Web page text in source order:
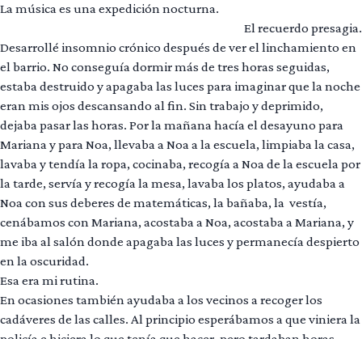
La música es una expedición nocturna.
El recuerdo presagia.
Desarrollé insomnio crónico después de ver el linchamiento en
el barrio. No conseguía dormir más de tres horas seguidas,
estaba destruido y apagaba las luces para imaginar que la noche
eran mis ojos descansando al fin. Sin trabajo y deprimido,
dejaba pasar las horas. Por la mañana hacía el desayuno para
Mariana y para Noa, llevaba a Noa a la escuela, limpiaba la casa,
lavaba y tendía la ropa, cocinaba, recogía a Noa de la escuela por
la tarde, servía y recogía la mesa, lavaba los platos, ayudaba a
Noa con sus deberes de matemáticas, la bañaba, la vestía,
cenábamos con Mariana, acostaba a Noa, acostaba a Mariana, y
me iba al salón donde apagaba las luces y permanecía despierto
en la oscuridad.
Esa era mi rutina.
En ocasiones también ayudaba a los vecinos a recoger los
cadáveres de las calles. Al principio esperábamos a que viniera la